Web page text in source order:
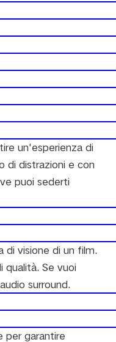
un'esperienza di
di distrazioni e con
puoi sederti
di visione di un film.
qualità. Se vuoi
surround.
per garantire